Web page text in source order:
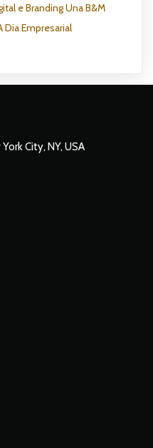
e Branding Una B&M
Dia Empresarial
City, NY, USA